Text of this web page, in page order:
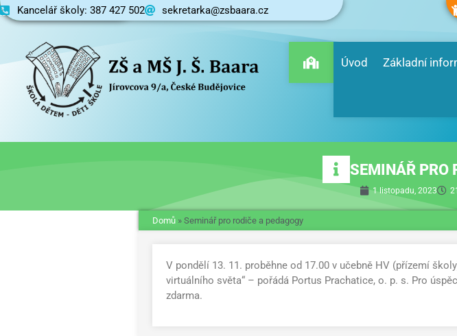
Kancelář školy: 387 427 502 sekretarka@zsbaara.cz
Základní škola
Úvod Základní
SEMINÁŘ PRO
1 listopadu, 2023
Domů» Seminář pro rodiče a pedagogy
V pondělí 13. 11. proběhne od 17.00 v učebně HV (přízemí
virtuálního světa“ – pořádá Portus Prachatice, o. p. s. Pro
zdarma.